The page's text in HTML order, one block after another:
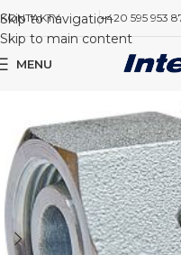
Skip to navigation
Skip to main content
KONTAKTY +420 595 953
MENU